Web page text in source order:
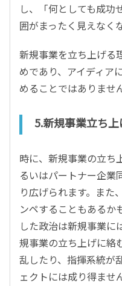
し、「何としても成功
囲がまったく見えなく
新規事業を立ち上げる
めであり、アイディア
めることではありませ
5.新規事業立ち
時に、新規事業の立ち
るいはパートナー企業
り広げられます。また
ンペすることもあるか
した政治は新規事業に
規事業の立ち上げに絡
乱したり、指揮系統が
ェクトには成り得ませ